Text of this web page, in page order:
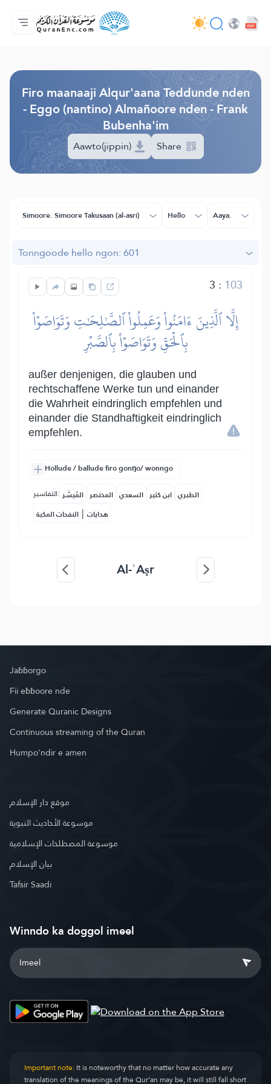
Jaɓɓorgo
Loowdi firooji ɗi
Audio
Golleeji topayɓe ( heyɗintinooɓe) ɓen - API
Fii eɓɓoore nde
Humpo'ndir e amen
Ɗemngal
Firo maanaaji Alqur'aana Teddunde nden
- Eggo (nantino) Almañoore nden - Frank
Bubenha'im
Aawto(jippin) Share
Simoore. Simoore Takusaan (al-asri) Hello Aaya.
Tonngoode hello ngon: 601
3 : 103
إِلَّا ٱلَّذِينَ ءَامَنُواْ وَعَمِلُواْ ٱلصَّٰلِحَٰتِ وَتَوَاصَوۡاْ
بِٱلۡحَقِّ وَتَوَاصَوۡاْ بِٱلصَّبۡرِ
außer denjenigen, die glauben und
rechtschaffene Werke tun und einander
die Wahrheit eindringlich empfehlen und
einander die Standhaftigkeit eindringlich
empfehlen.
Hollude / ballude firo gonŋo/ wonngo
التفاسير: المُيسَّر المختصر السعدي ابن كثير الطبري
النفحات المكية | هدايات
Al-ʿAṣr
Jaɓɓorgo
Fii eɓɓoore nde
Generate Quranic Designs
Continuous streaming of the Quran
Humpo'ndir e amen
موقع دار الإسلام
موسوعة الأحاديث النبوية
موسوعة المصطلحات الإسلامية
بيان الإسلام
Tafsir Saadi
Winndo ka doggol imeel
Important note:It is noteworthy that no matter how accurate any
translation of the meanings of the Qur’an may be, it will still fall short